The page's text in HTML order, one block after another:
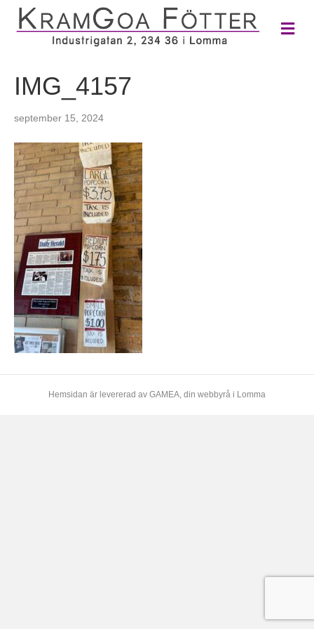
M
e
IMG_4157
september 15, 2024
Hemsidan är levererad av GAMEA, din webbyrå i Lomma